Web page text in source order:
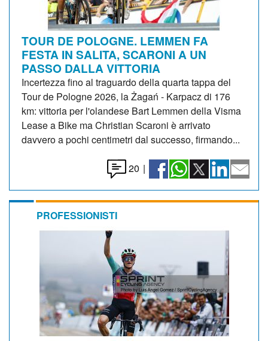
TOUR DE POLOGNE. LEMMEN FA
FESTA IN SALITA, SCARONI A UN
PASSO DALLA VITTORIA
Incertezza fino al traguardo della quarta tappa del
Tour de Pologne 2026, la Żagań - Karpacz di 176
km: vittoria per l'olandese Bart Lemmen della Visma
Lease a Bike ma Christian Scaroni è arrivato
davvero a pochi centimetri dal successo, firmando...
20 |
PROFESSIONISTI